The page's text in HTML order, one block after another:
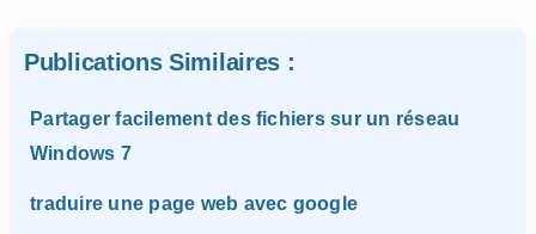
Publications Similaires :
Partager facilement des fichiers sur un réseau
Windows 7
traduire une page web avec google